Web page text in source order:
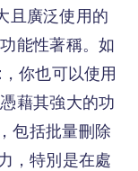
且廣泛使用的
能性著稱。如
，你也可以使用
藉其強大的功
包括批量刪除
，特別是在處